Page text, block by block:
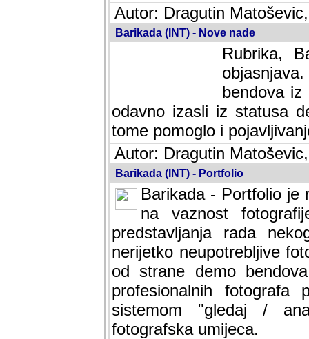
Autor: Dragutin
Barikada (INT) - Nove nade
Rubrika,
bendova
odavno izasli iz statusa
tome pomoglo i
Autor: Dragutin
Barikada (INT) - Portfolio
Barikada - Portfolio je
na vaznost
predstavljanja rada
nerijetko neupotrebljive
od strane demo
profesionalnih fotografa
sistemom "gledaj /
fotografska umijeca.